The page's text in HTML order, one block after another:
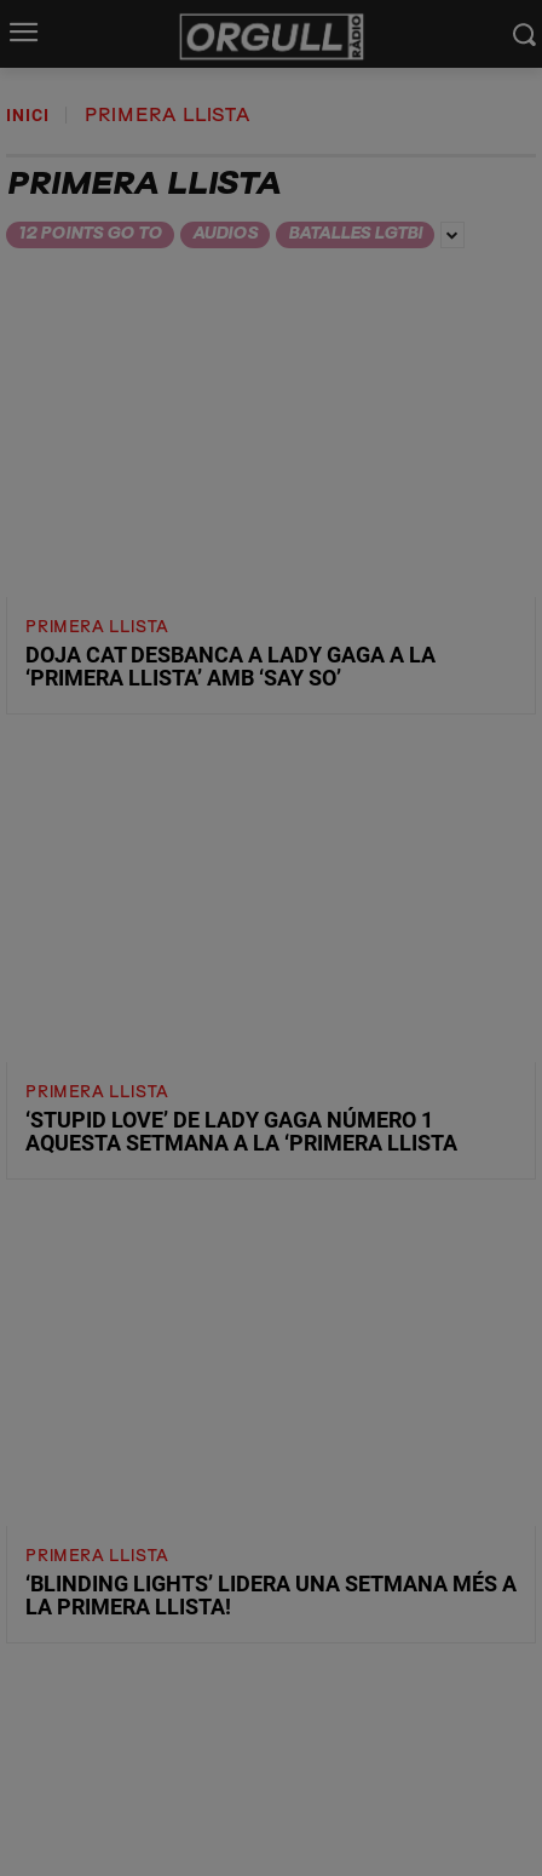
INICI PRIMERA LLISTA
PRIMERA LLISTA
12 POINTS GO TO AUDIOS BATALLES LGTBI
PRIMERA LLISTA
DOJA CAT DESBANCA A LADY GAGA A LA
‘PRIMERA LLISTA’ AMB ‘SAY SO’
PRIMERA LLISTA
‘STUPID LOVE’ DE LADY GAGA NÚMERO 1
AQUESTA SETMANA A LA ‘PRIMERA LLISTA
PRIMERA LLISTA
‘BLINDING LIGHTS’ LIDERA UNA SETMANA MÉS A
LA PRIMERA LLISTA!